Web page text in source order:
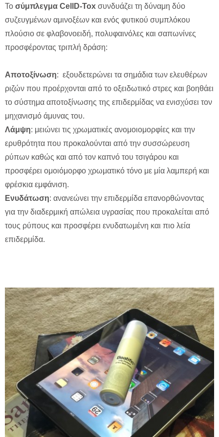
Το σύμπλεγμα CellD-Tox συνδυάζει τη δύναμη δύο
συζευγμένων αμινοξέων και ενός φυτικού συμπλόκου
πλούσιο σε φλαβονοειδή, πολυφαινόλες και σαπωνίνες
προσφέροντας τριπλή δράση:
Αποτοξίνωση: εξουδετερώνει τα σημάδια των ελευθέρων
ριζών που προέρχονται από το οξειδωτικό στρες και βοηθάει
το σύστημα αποτοξίνωσης της επιδερμίδας να ενισχύσει τον
μηχανισμό άμυνας του.
Λάμψη: μειώνει τις χρωματικές ανομοιομορφίες και την
ερυθρότητα που προκαλούνται από την συσσώρευση
ρύπων καθώς και από τον καπνό του τσιγάρου και
προσφέρει ομοιόμορφο χρωματικό τόνο με μία λαμπερή και
φρέσκια εμφάνιση.
Ενυδάτωση: ανανεώνει την επιδερμίδα επανορθώνοντας
για την διαδερμική απώλεια υγρασίας που προκαλείται από
τους ρύπους και προσφέρει ενυδατωμένη και πιο λεία
επιδερμίδα.